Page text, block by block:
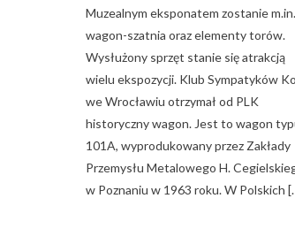
Muzealnym eksponatem zostanie m.in.
wagon-szatnia oraz elementy torów.
Wysłużony sprzęt stanie się atrakcją
wielu ekspozycji. Klub Sympatyków
we Wrocławiu otrzymał od PLK
historyczny wagon. Jest to wagon
101A, wyprodukowany przez Zakłady
Przemysłu Metalowego H.
w Poznaniu w 1963 roku. W Polskich